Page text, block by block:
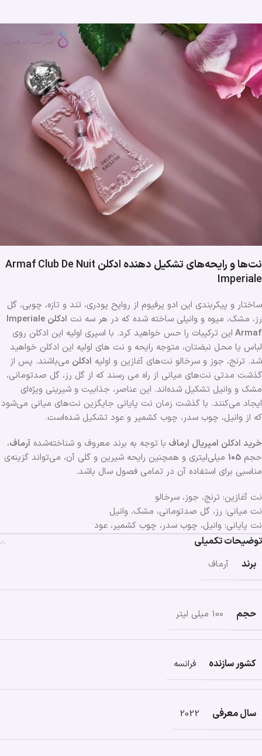
نت‌ها و رایحه‌های تشکیل دهنده ادکلن Armaf Club De Nuit
Imperiale
ساختار و پیکربندی این ادو پرفیوم از روایح پودری، تند و تازه، چوبی، گل
رز، مشک، میوه و وانیلی ساخته شده که در هر سه نت
ادکلن Imperiale
Armaf این ترکیبات را حس خواهید کرد. با اسپری اولیه این ادکلن روی
لباس یا محل نبضتان، متوجه رایحه و نت های اولیه این ادکلن خواهید
شد. ترنج، جوز و سرخالو نت‌های آغازین و اولیه ادکلن می‌باشند. پس از
گذشت مدتی نت‌های میانی از راه می رسند که از گل رز، گل صدتومانی،
مشک و وانیل تشکیل شده‌اند. این عناصر، جذابیت و شیرینی ویژه‌ای
ایجاد می‌کنند. با گذشت زمان نت‌ پایانی جایگزین نت‌های میانی می‌شود
که از وانیل، چوب سدر، چوب کشمیر و عود تشکیل شده‌است.
خرید ادکلن امپریال ارماف با توجه به برند معروف و شناخته‌شده آرماف،
حجم 105 میلی‌لیتری و همچنین رایحه شیرین و گلی آن، می‌تواند گزینه‌ی
مناسبی برای استفاده آن در تمامی فصول ‌سال باشد.
نت آغازین: ترنج، جوز، سرخالو
نت میانی: رز، گل صدتومانی، مشک، وانیل
نت پایانی: وانیل، چوب سدر، چوب کشمیر، عود
توضیحات تکمیلی
برند
آرماف
حجم 100 میلی لیتر
کشور سازنده فرانسه
سال معرفی 2022